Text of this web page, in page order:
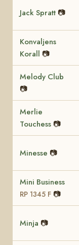
Jack Spratt 📷
Konvaljens
Korall 📷
Melody Club
📷
Merlie
Touchess 📷
Minesse 📷
Mini Business
RP 1345 F 📷
Minja 📷